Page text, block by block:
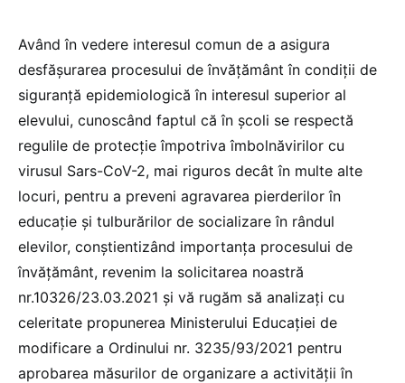
Având în vedere interesul comun de a asigura
desfășurarea procesului de învățământ în condiții de
siguranță epidemiologică în interesul superior al
elevului, cunoscând faptul că în școli se respectă
regulile de protecție împotriva îmbolnăvirilor cu
virusul Sars-CoV-2, mai riguros decât în multe alte
locuri, pentru a preveni agravarea pierderilor în
educație și tulburărilor de socializare în rândul
elevilor, conștientizând importanța procesului de
învățământ, revenim la solicitarea noastră
nr.10326/23.03.2021 și vă rugăm să analizați cu
celeritate propunerea Ministerului Educației de
modificare a Ordinului nr. 3235/93/2021 pentru
aprobarea măsurilor de organizare a activităţii în